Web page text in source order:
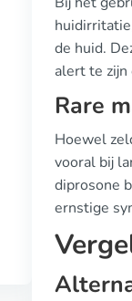
de huid.
alert te zijn
Rare
Hoewel
vooral bij
diprosone
ernstige